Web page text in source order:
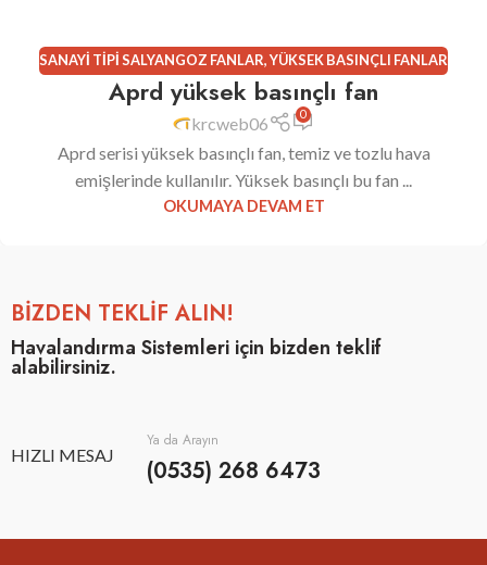
SANAYI TIPI SALYANGOZ FANLAR,YÜKSEK BASINÇLI FANLAR
Aprd yüksek basınçlı fan
krcweb06 0
Aprd serisi yüksek basınçlı fan, temiz ve tozlu hava
emişlerinde kullanılır. Yüksek basınçlı bu fan ...
OKUMAYA DEVAM ET
BİZDEN TEKLİF ALIN!
Havalandırma Sistemleri için bizden teklif
alabilirsiniz.
HIZLI MESAJ
Ya da Arayın
(0535) 268 6473